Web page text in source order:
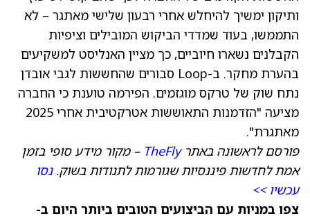
ותיקון ימשיך להיחלש אחרי רבעון שלישי מאתגר – לא
התממשו, בעוד שמדדי הביקוש המובילים וציפיות
הקבלנים נשארו חיוביים, כך מציין האנליסט למשקיעים
בהערת מחקר. ב-Loop סבורים שהחששות לגבי אובדן
נתח שוק של טרקס מוגזמים. הפירמה טוענת כי החברה
מציעה "הזדמנות התאוששות אטרקטיבית אחרי 2025
מאתגרת".
פורסם לראשונה באתרTheFly – מקור מידע סופי בזמן
אמת לחדשות פיננסיות שגורמות לתנודות בשוק.נסו
עכשיו >>
צפו במניות עם הביצועים הטובים ביותר היום ב-